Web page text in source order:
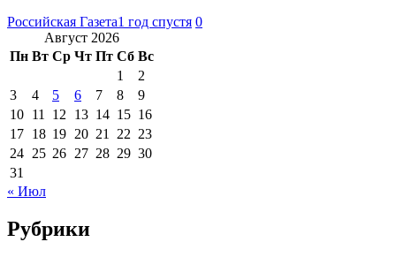
Российская Газета1 год спустя 0
Август 2026
Пн Вт Ср Чт Пт Сб Вс
1
2
3
4 5 6 7 8
9
10 11 12 13 14 15 16
17 18 19 20 21 22 23
24 25 26 27 28 29 30
31
« Июл
Рубрики